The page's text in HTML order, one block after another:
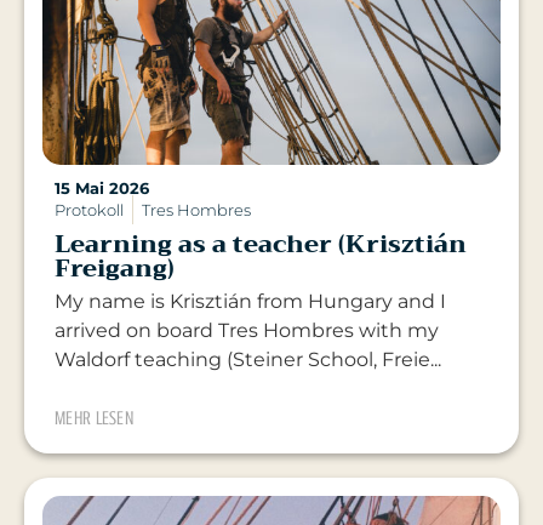
15 Mai 2026
Protokoll
Tres Hombres
Learning as a teacher (Krisztián
Freigang)
My name is Krisztián from Hungary and I
arrived on board Tres Hombres with my
Waldorf teaching (Steiner School, Freie...
MEHR LESEN